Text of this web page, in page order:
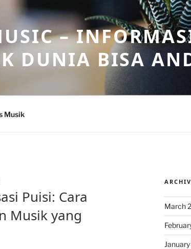
–
DUNIA BISA
Musik
Puisi: Cara
Musik yang
March